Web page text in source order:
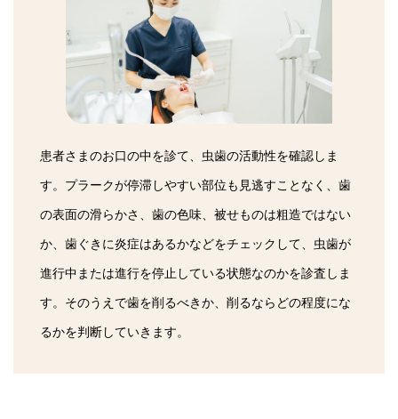
患者さまのお口の中を診て、虫歯の活動性を確認しま
す。プラークが停滞しやすい部位も見逃すことなく、歯
の表面の滑らかさ、歯の色味、被せものは粗造ではない
か、歯ぐきに炎症はあるかなどをチェックして、虫歯が
進行中または進行を停止している状態なのかを診査しま
す。そのうえで歯を削るべきか、削るならどの程度にな
るかを判断していきます。